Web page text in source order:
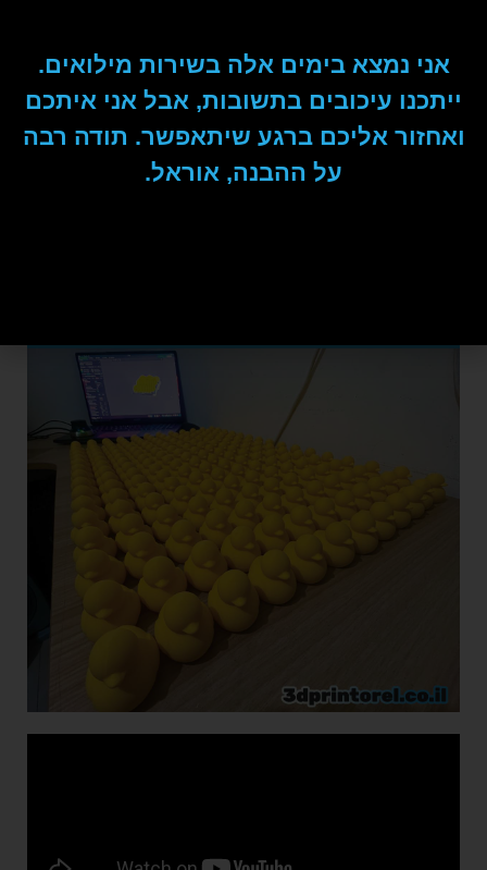
אני נמצא בימים אלה בשירות מילואים.
ייתכנו עיכובים בתשובות, אבל אני איתכם
ואחזור אליכם ברגע שיתאפשר. תודה רבה
על ההבנה, אוראל.